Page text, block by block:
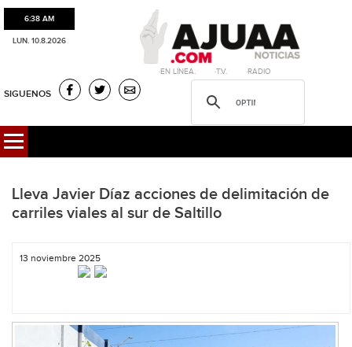
6:38 AM
LUN. 10.8.2026
·EN LÍNEA. ·T.V. ·RADIO
SIGUENOS
Lleva Javier Díaz acciones de delimitación de
carriles viales al sur de Saltillo
13 noviembre 2025